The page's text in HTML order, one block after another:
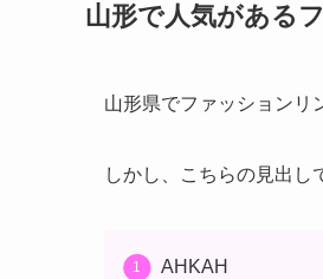
山形で人気がある
山形県でファッションリ
しかし、こちらの見出し
AHKAH